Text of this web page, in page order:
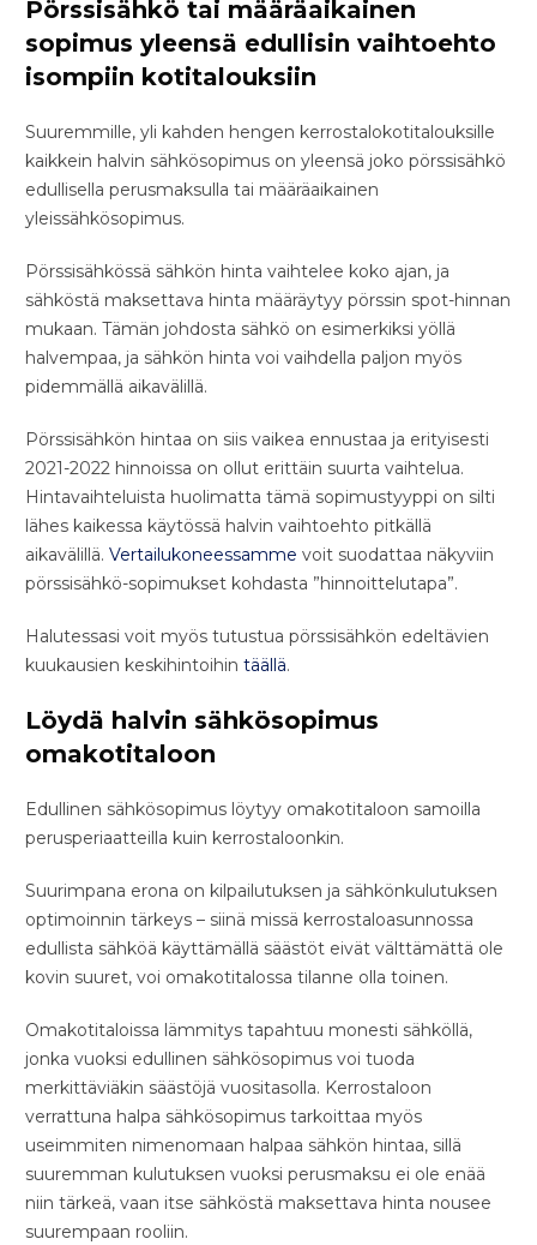
Pörssisähkö tai määräaikainen
sopimus yleensä edullisin vaihtoehto
isompiin kotitalouksiin
Suuremmille, yli kahden hengen kerrostalokotitalouksille
kaikkein halvin sähkösopimus on yleensä joko pörssisähkö
edullisella perusmaksulla tai määräaikainen
yleissähkösopimus.
Pörssisähkössä sähkön hinta vaihtelee koko ajan, ja
sähköstä maksettava hinta määräytyy pörssin spot-hinnan
mukaan. Tämän johdosta sähkö on esimerkiksi yöllä
halvempaa, ja sähkön hinta voi vaihdella paljon myös
pidemmällä aikavälillä.
Pörssisähkön hintaa on siis vaikea ennustaa ja erityisesti
2021-2022 hinnoissa on ollut erittäin suurta vaihtelua.
Hintavaihteluista huolimatta tämä sopimustyyppi on silti
lähes kaikessa käytössä halvin vaihtoehto pitkällä
aikavälillä. Vertailukoneessamme voit suodattaa näkyviin
pörssisähkö-sopimukset kohdasta ”hinnoittelutapa”.
Halutessasi voit myös tutustua pörssisähkön edeltävien
kuukausien keskihintoihin täällä.
Löydä halvin sähkösopimus
omakotitaloon
Edullinen sähkösopimus löytyy omakotitaloon samoilla
perusperiaatteilla kuin kerrostaloonkin.
Suurimpana erona on kilpailutuksen ja sähkönkulutuksen
optimoinnin tärkeys – siinä missä kerrostaloasunnossa
edullista sähköä käyttämällä säästöt eivät välttämättä ole
kovin suuret, voi omakotitalossa tilanne olla toinen.
Omakotitaloissa lämmitys tapahtuu monesti sähköllä,
jonka vuoksi edullinen sähkösopimus voi tuoda
merkittäviäkin säästöjä vuositasolla. Kerrostaloon
verrattuna halpa sähkösopimus tarkoittaa myös
useimmiten nimenomaan halpaa sähkön hintaa, sillä
suuremman kulutuksen vuoksi perusmaksu ei ole enää
niin tärkeä, vaan itse sähköstä maksettava hinta nousee
suurempaan rooliin.